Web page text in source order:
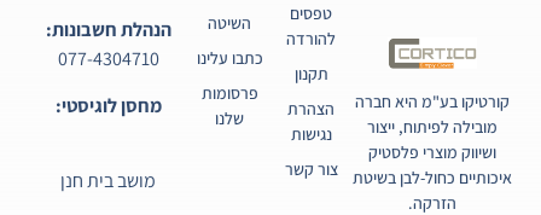
קורטיקו בע"מ היא חברה
מובילה לפיתוח, ייצור
ושיווק מוצרי פלסטיק
איכותיים כחול-לבן בשיטת
הזרקה.
השיטה
כתבו עלינו
פרסומות
שלנו
טפסים
להורדה
תקנון
הצהרת
נגישות
צור קשר
הנהלת חשבונות:
077-4304710
מחסן לוגיסטי:
מושב בית חנן